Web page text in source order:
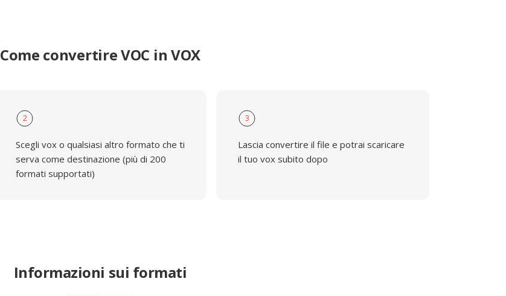
Come convertire VOC in VOX
2
Scegli vox o qualsiasi altro formato che ti
serva come destinazione (più di 200
formati supportati)
3
Lascia convertire il file e potrai scaricare
il tuo vox subito dopo
Informazioni sui formati